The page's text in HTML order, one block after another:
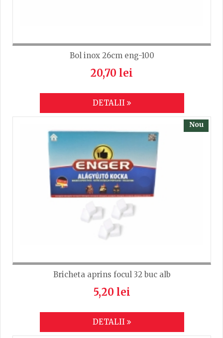
Bol inox 26cm eng-100
20,70 lei
DETALII
Nou
Bricheta aprins focul 32 buc alb
5,20 lei
DETALII